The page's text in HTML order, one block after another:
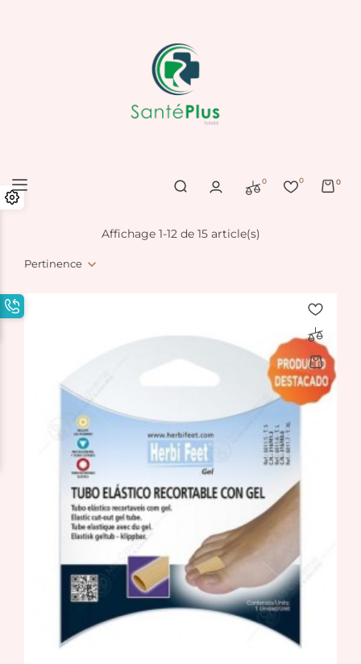
0 0 0
Pertinence
Affichage 1-12 de 15 article(s)